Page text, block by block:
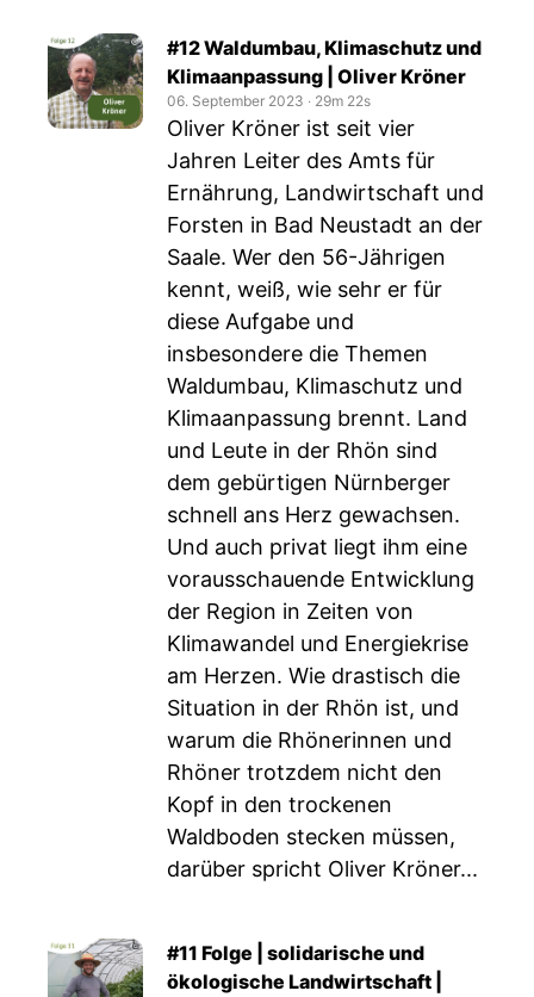
#12 Waldumbau, Klimaschutz und
Klimaanpassung | Oliver Kröner
06. September 2023 ‧ 29m 22s
Oliver Kröner ist seit vier
Jahren Leiter des Amts für
Ernährung, Landwirtschaft und
Forsten in Bad Neustadt an der
Saale. Wer den 56-Jährigen
kennt, weiß, wie sehr er für
diese Aufgabe und
insbesondere die Themen
Waldumbau, Klimaschutz und
Klimaanpassung brennt. Land
und Leute in der Rhön sind
dem gebürtigen Nürnberger
schnell ans Herz gewachsen.
Und auch privat liegt ihm eine
vorausschauende Entwicklung
der Region in Zeiten von
Klimawandel und Energiekrise
am Herzen. Wie drastisch die
Situation in der Rhön ist, und
warum die Rhönerinnen und
Rhöner trotzdem nicht den
Kopf in den trockenen
Waldboden stecken müssen,
darüber spricht Oliver Kröner...
#11 Folge | solidarische und
ökologische Landwirtschaft |